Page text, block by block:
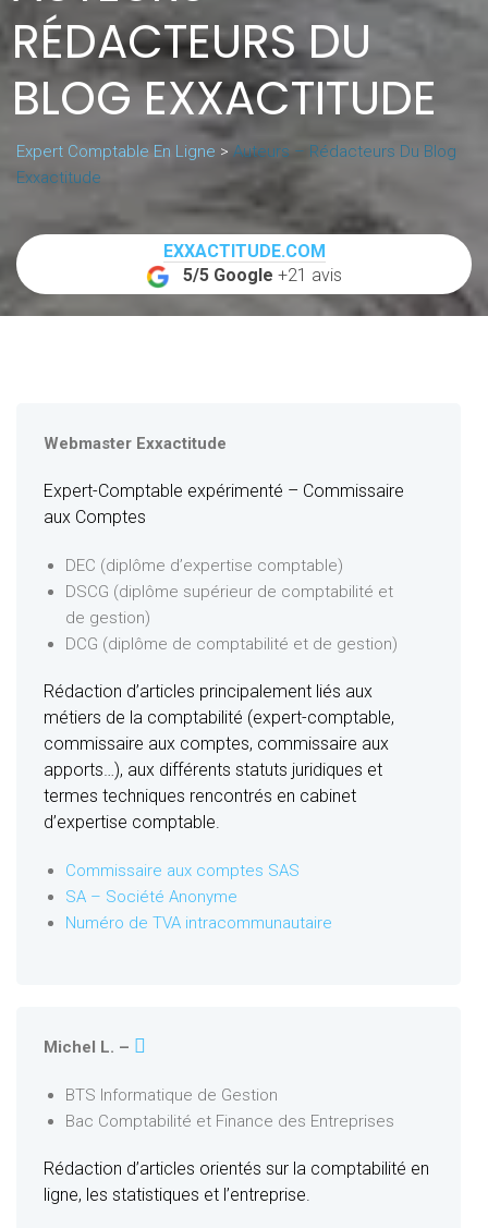
RÉDACTEURS DU
BLOG EXXACTITUDE
Expert Comptable En Ligne > Auteurs – Rédacteurs Du Blog
Exxactitude
EXXACTITUDE.COM
5/5 Google +21 avis
Webmaster Exxactitude
Expert-Comptable expérimenté – Commissaire
aux Comptes
DEC (diplôme d’expertise comptable)
DSCG (diplôme supérieur de comptabilité et
de gestion)
DCG (diplôme de comptabilité et de gestion)
Rédaction d’articles principalement liés aux
métiers de la comptabilité (expert-comptable,
commissaire aux comptes, commissaire aux
apports…), aux différents statuts juridiques et
termes techniques rencontrés en cabinet
d’expertise comptable.
Commissaire aux comptes SAS
SA – Société Anonyme
Numéro de TVA intracommunautaire
Michel L. –
BTS Informatique de Gestion
Bac Comptabilité et Finance des Entreprises
Rédaction d’articles orientés sur la comptabilité en
ligne, les statistiques et l’entreprise.